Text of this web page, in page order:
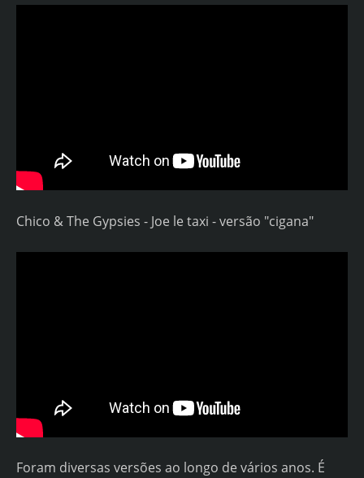
Chico & The Gypsies - Joe le taxi - versão "cigana"
Foram diversas versões ao longo de vários anos. É